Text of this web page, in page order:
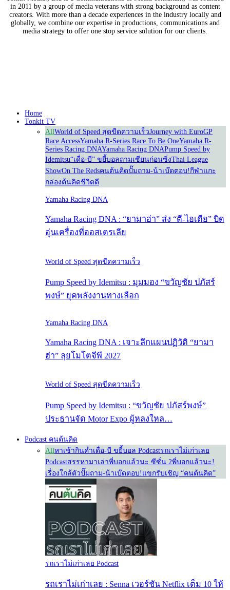
in 2011 by a group of media veterans with strong background as content
creators. With more than a decade experiences in the industry locally and
globally, we combine our expertise in productions, communications and
media strategy to offer one stop service solution for our clients.
Home
Tonkit TV
AllWorld of Speed สุดขีดความเร็วJourney with EuroGP
Race AccessYamaha R-Series Race To Be OneYamaha R-
Series Racing DNAYamaha Racing DNAPump Speed by
Idemitsu“เดื่อ-บี” ขยี้บอลถามเซียนก่อนซิ่งThai League
ShowOn The Redsคนต้นคิดปั๊มถาม-น้าเบ๊ดตอบ!กีฬาแกะ
กล่องต้นคิดชีวิตดี
Yamaha Racing DNA
Yamaha Racing DNA : “ยามาฮ่า” ส่ง “ตี-ไอเดีย” บิด
อุ่นเครื่องที่ออสเตรเลีย
World of Speed สุดขีดความเร็ว
Pump Speed by Idemitsu : มุมมอง “ขวัญชัย ปภัสร์
พงษ์” ยุคพลังงานทางเลือก
Yamaha Racing DNA
Yamaha Racing DNA : เจาะลึกแผนปฏิวัติ “ยามา
ฮ่า” ลุยโมโตจีพี 2027
World of Speed สุดขีดความเร็ว
Pump Speed by Idemitsu : “ขวัญชัย ปภัสร์พงษ์”
ประธานจัด Motor Expo ผู้หลงใหล…
Podcast คนต้นคิด
Allหาเช้ากินค่ำเดื่อ-บี ขยี้บอล Podcastรถเราไม่เก่าเลย
Podcastสรรหามาเล่าพี่บอกแล้วนะ ซีซั่น 2พี่บอกแล้วนะ!
เรื่องใกล้ตัวปั๊มถาม-น้าเบ๊ดตอบ! แขกรับเชิญ “คนต้นคิด”
รถเราไม่เก่าเลย Podcast
รถเราไม่เก่าเลย : Senna เวอร์ชัน Netflix เต็ม 10 ให้